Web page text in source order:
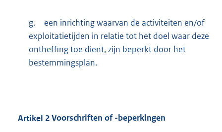
g.
een inrichting waarvan de activiteiten en/of
exploitatietijden in relatie tot het doel waar deze
ontheffing toe dient, zijn beperkt door het
bestemmingsplan.
Artikel 2Voorschriften of -beperkingen